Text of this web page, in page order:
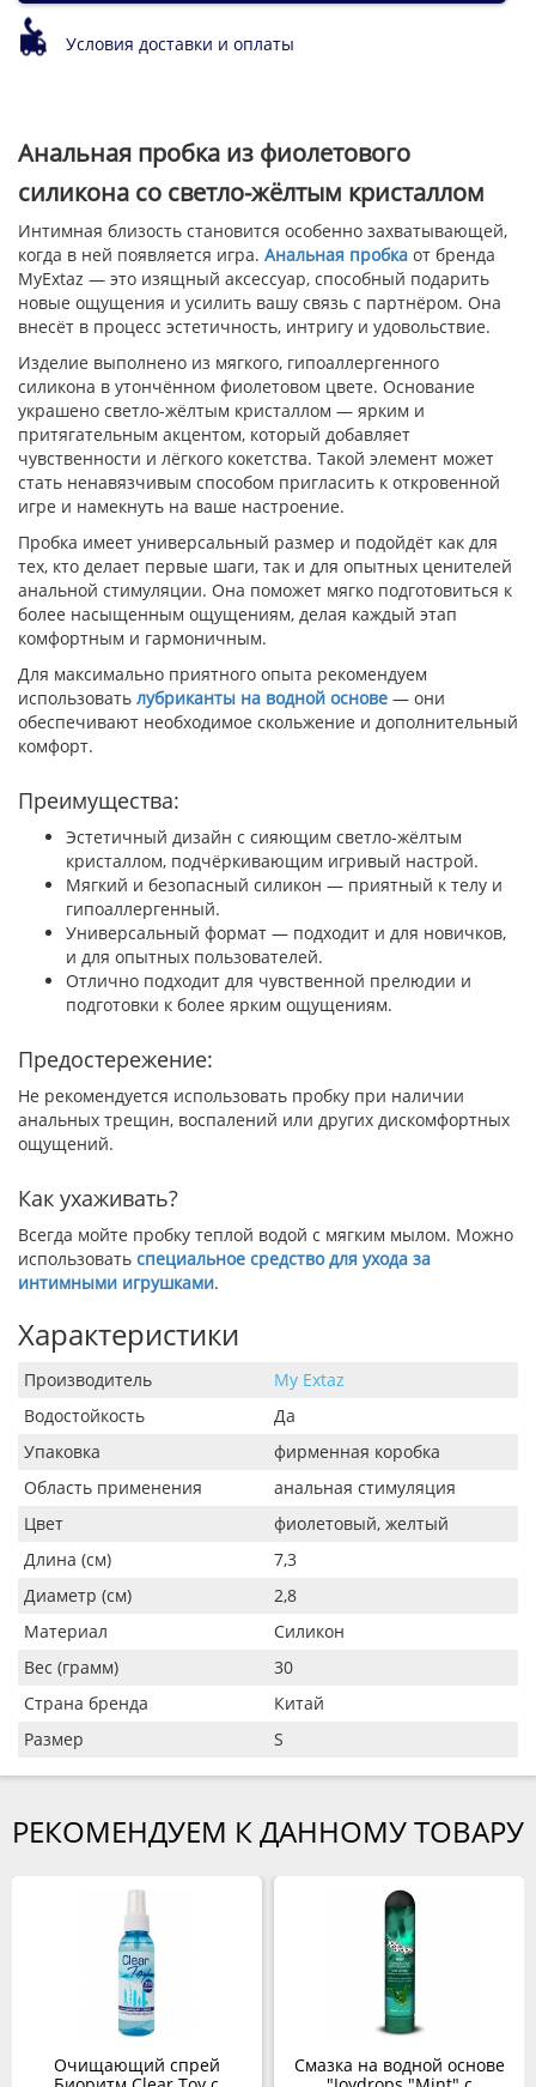
Условия доставки и оплаты
Анальная пробка из фиолетового
силикона со светло-жёлтым кристаллом
Интимная близость становится особенно захватывающей,
когда в ней появляется игра. Анальная пробка от бренда
MyExtaz — это изящный аксессуар, способный подарить
новые ощущения и усилить вашу связь с партнёром. Она
внесёт в процесс эстетичность, интригу и удовольствие.
Изделие выполнено из мягкого, гипоаллергенного
силикона в утончённом фиолетовом цвете. Основание
украшено светло-жёлтым кристаллом — ярким и
притягательным акцентом, который добавляет
чувственности и лёгкого кокетства. Такой элемент может
стать ненавязчивым способом пригласить к откровенной
игре и намекнуть на ваше настроение.
Пробка имеет универсальный размер и подойдёт как для
тех, кто делает первые шаги, так и для опытных ценителей
анальной стимуляции. Она поможет мягко подготовиться к
более насыщенным ощущениям, делая каждый этап
комфортным и гармоничным.
Для максимально приятного опыта рекомендуем
использовать лубриканты на водной основе — они
обеспечивают необходимое скольжение и дополнительный
комфорт.
Преимущества:
Эстетичный дизайн с сияющим светло-жёлтым
кристаллом, подчёркивающим игривый настрой.
Мягкий и безопасный силикон — приятный к телу и
гипоаллергенный.
Универсальный формат — подходит и для новичков,
и для опытных пользователей.
Отлично подходит для чувственной прелюдии и
подготовки к более ярким ощущениям.
Предостережение:
Не рекомендуется использовать пробку при наличии
анальных трещин, воспалений или других дискомфортных
ощущений.
Как ухаживать?
Всегда мойте пробку теплой водой с мягким мылом. Можно
использовать специальное средство для ухода за
интимными игрушками.
Характеристики
Производитель
My Extaz
Водостойкость
Да
Упаковка
фирменная коробка
Область применения
анальная стимуляция
Цвет
фиолетовый, желтый
Длина (см)
7,3
Диаметр (см)
2,8
Материал
Силикон
Вес (грамм)
30
Страна бренда
Китай
Размер
S
РЕКОМЕНДУЕМ К ДАННОМУ ТОВАРУ
Очищающий спрей
Смазка на водной основе